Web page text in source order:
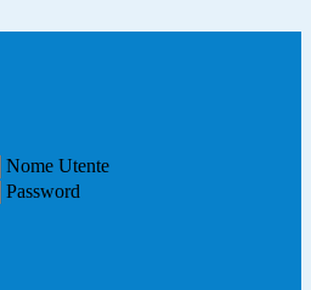
Nome Utente
Password